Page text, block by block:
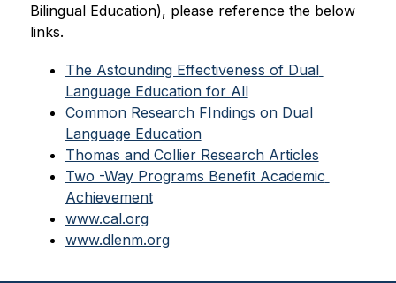
Bilingual Education), please reference the below
links.
The Astounding Effectiveness of Dual
Language Education for All
Common Research FIndings on Dual
Language Education
Thomas and Collier Research Articles
Two -Way Programs Benefit Academic
Achievement
www.cal.org
www.dlenm.org